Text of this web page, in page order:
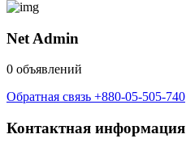
Net Admin
0 объявлений
Обратная связь +880-05-505-740
Контактная информация